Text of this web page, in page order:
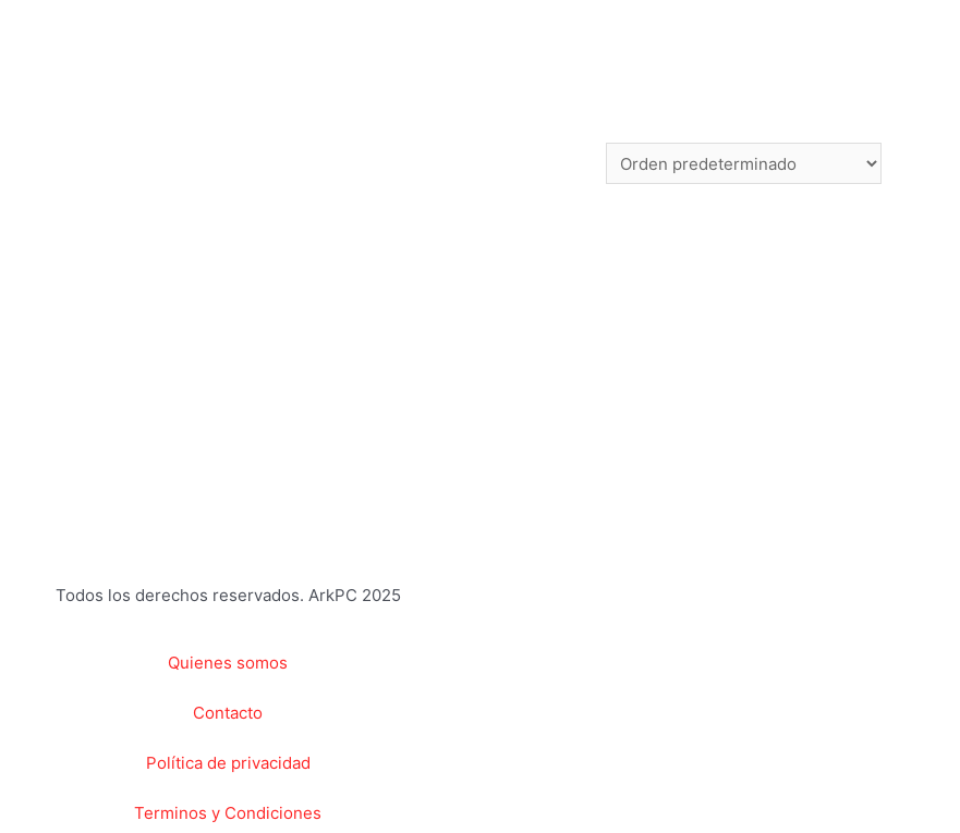
Todos los derechos reservados. ArkPC 2025
Quienes somos
Contacto
Política de privacidad
Terminos y Condiciones